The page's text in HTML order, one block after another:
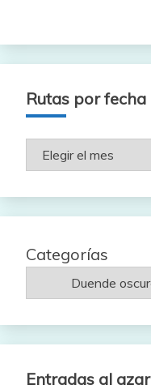
Rutas por fecha
Rutas
por
Categorías
Entradas al azar